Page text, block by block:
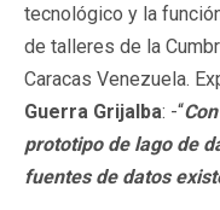
tecnológico y la
de talleres de la
Caracas Venezuela.
Guerra Grijalba: -“
prototipo de lago de
fuentes de datos